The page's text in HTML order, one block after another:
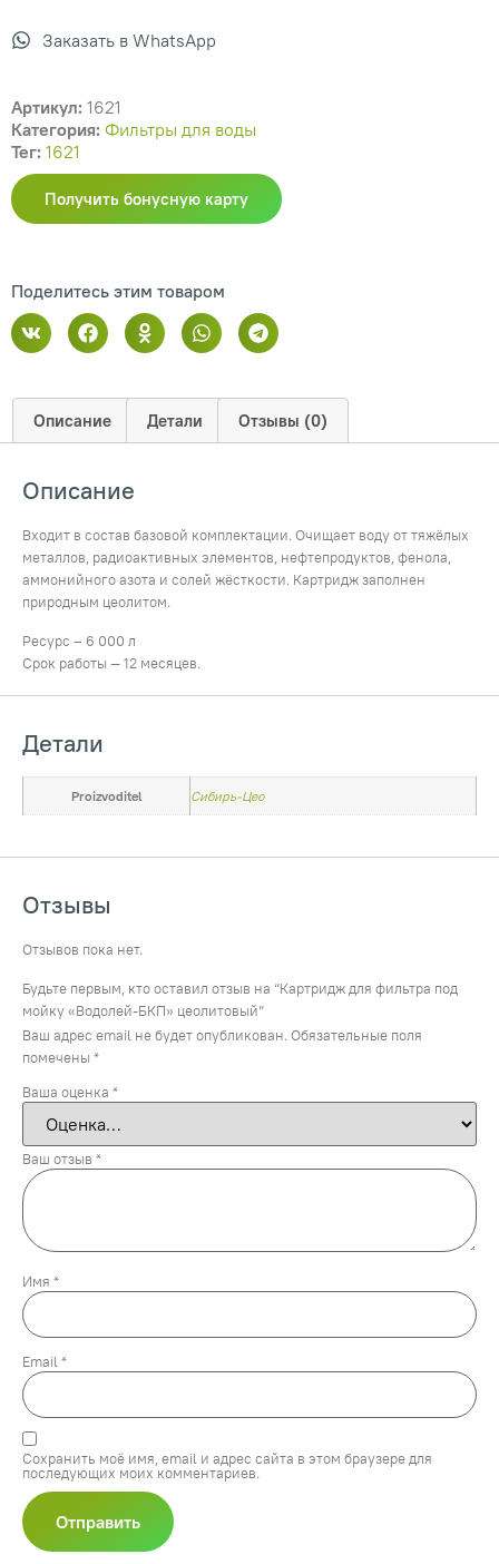
Заказать в WhatsApp
Артикул: 1621
Категория: Фильтры для воды
Тег: 1621
Получить бонусную карту
Поделитесь этим товаром
Описание Детали Отзывы (0)
Описание
Входит в состав базовой комплектации. Очищает воду от тяжёлых
металлов, радиоактивных элементов, нефтепродуктов, фенола,
аммонийного азота и солей жёсткости. Картридж заполнен
природным цеолитом.
Ресурс – 6 000 л
Срок работы — 12 месяцев.
Детали
Proizvoditel Сибирь-Цео
Отзывы
Отзывов пока нет.
Будьте первым, кто оставил отзыв на “Картридж для фильтра под
мойку «Водолей-БКП» цеолитовый”
Ваш адрес email не будет опубликован. Обязательные поля
помечены *
Ваша оценка *
Ваш отзыв *
Имя *
Email *
Сохранить моё имя, email и адрес сайта в этом браузере для
последующих моих комментариев.